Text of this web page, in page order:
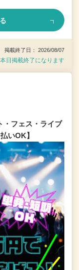
載終了日： 2026/08/07
本日掲載終了になります
・フェス・ライブ
いOK】